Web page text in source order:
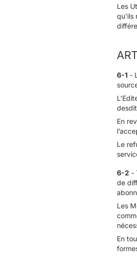
Les
qu'ils
6-1 -
En
Le
6-2 -
de
Les
En